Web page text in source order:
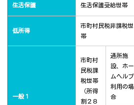
生活保護 生活保護受給世帯
低所得
市町村民税非課税世
帯
一般１
市町村
民税課
税世帯
（所得
割２８
通所施
設、ホー
ムヘルプ
利用の場
合